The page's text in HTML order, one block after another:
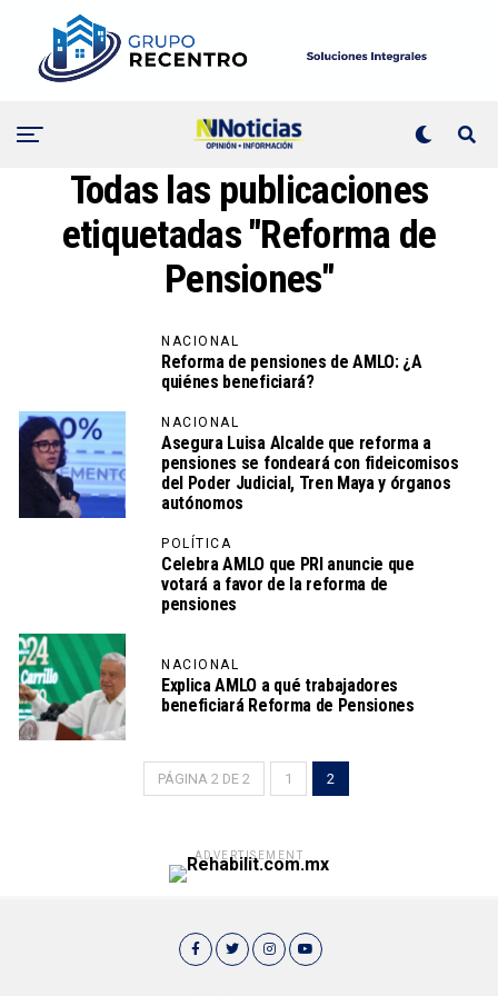
Todas las publicaciones
etiquetadas "Reforma de
Pensiones"
NACIONAL
Reforma de pensiones de AMLO: ¿A
quiénes beneficiará?
NACIONAL
Asegura Luisa Alcalde que reforma a
pensiones se fondeará con fideicomisos
del Poder Judicial, Tren Maya y órganos
autónomos
POLÍTICA
Celebra AMLO que PRI anuncie que
votará a favor de la reforma de
pensiones
NACIONAL
Explica AMLO a qué trabajadores
beneficiará Reforma de Pensiones
PÁGINA 2 DE 2 1 2
ADVERTISEMENT